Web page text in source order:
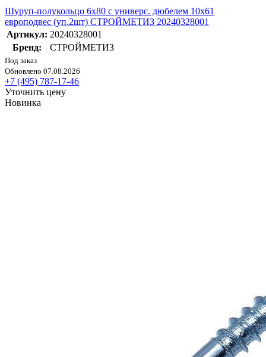
Шуруп-полукольцо 6х80 с универс. дюбелем 10х61
европодвес (уп.2шт) СТРОЙМЕТИЗ 20240328001
Артикул: 20240328001
Бренд:
СТРОЙМЕТИЗ
Под заказ
Обновлено 07.08.2026
+7 (495) 787-17-46
Уточнить цену
Новинка